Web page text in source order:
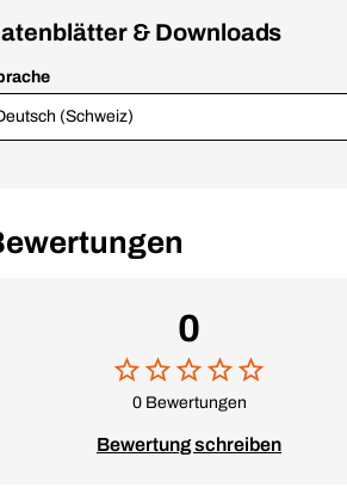
& Downloads
(Schweiz)
0
0 Bewertungen
Bewertung schreiben